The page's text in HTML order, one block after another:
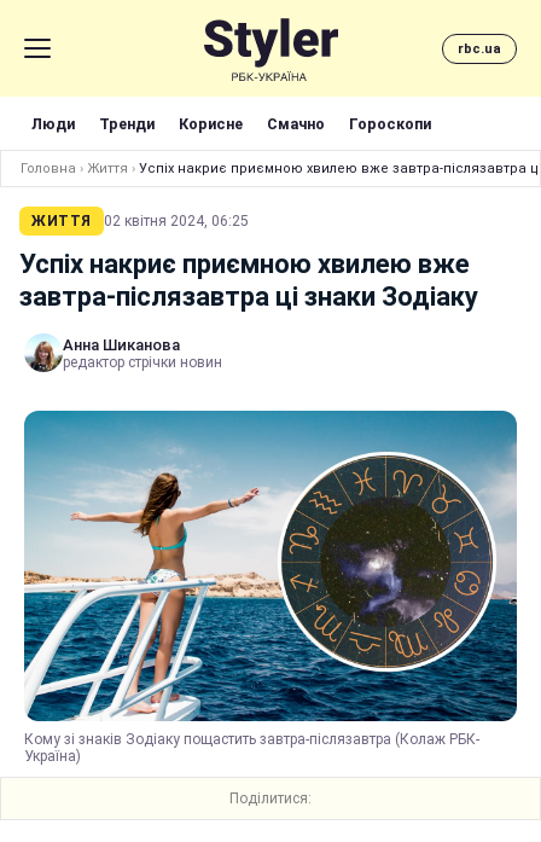
rbc.ua
Люди Тренди Корисне Смачно Гороскопи
Головна › Життя › Успіх накриє приємною хвилею вже завтра-післязавтра
ЖИТТЯ 02 квітня 2024, 06:25
Успіх накриє приємною хвилею вже
завтра-післязавтра ці знаки Зодіаку
Анна Шиканова
редактор стрічки новин
Кому зі знаків Зодіаку пощастить завтра-післязавтра (Колаж РБК-
Україна)
Поділитися: